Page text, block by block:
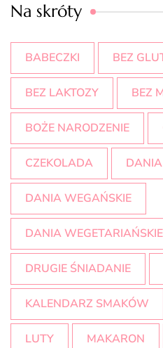
Na skróty
BABECZKI BEZ
BEZ LAKTOZY BEZ
BOŻE NARODZENIE
CZEKOLADA
DANIA WEGAŃSKIE
DANIA WEGETARIAŃSKIE
DRUGIE ŚNIADANIE
KALENDARZ SMAKÓW
LUTY MAKARON